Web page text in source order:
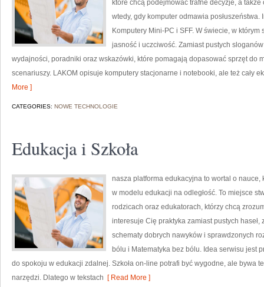
które chcą podejmować trafne decyzje, a
wtedy, gdy komputer odmawia
Komputery Mini-PC i SFF. W świecie, w
jasność i uczciwość. Zamiast pustych
wydajności, poradniki oraz wskazówki, które pomagają dopasować sprzęt do
scenariuszy. LAKOM opisuje komputery stacjonarne i notebooki, ale też cały
More ]
CATEGORIES: NOWE TECHNOLOGIE
Edukacja i Szkoła
nasza platforma edukacyjna to wortal o nauce,
w modelu edukacji na odległość. To miejsce
rodzicach oraz edukatorach, którzy chcą
interesuje Cię praktyka zamiast pustych
schematy dobrych nawyków i sprawdzonych
bólu i Matematyka bez bólu. Idea serwisu jest
do spokoju w edukacji zdalnej. Szkoła on-line potrafi być wygodne, ale bywa
narzędzi. Dlatego w tekstach [ Read More ]